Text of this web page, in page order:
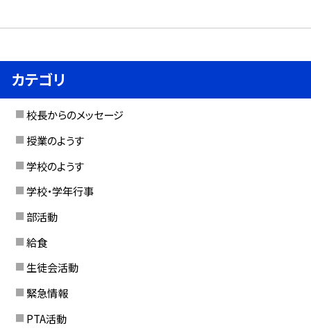
カテゴリ
校長からのメッセージ
授業のようす
学校のようす
学校・学年行事
部活動
給食
生徒会活動
緊急情報
PTA活動